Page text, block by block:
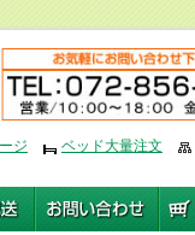
ジ ベッド大量注文